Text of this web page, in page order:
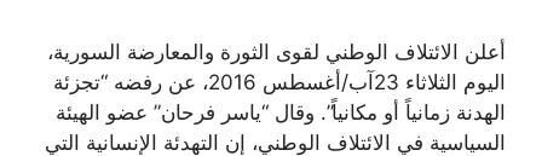
أعلن الائتلاف الوطني لقوى الثورة والمعارضة السورية،
اليوم الثلاثاء 23آب/أغسطس 2016، عن رفضه “تجزئة
الهدنة زمانياً أو مكانياً”. وقال “ياسر فرحان” عضو الهيئة
السياسية في الائتلاف الوطني، إن التهدئة الإنسانية التي